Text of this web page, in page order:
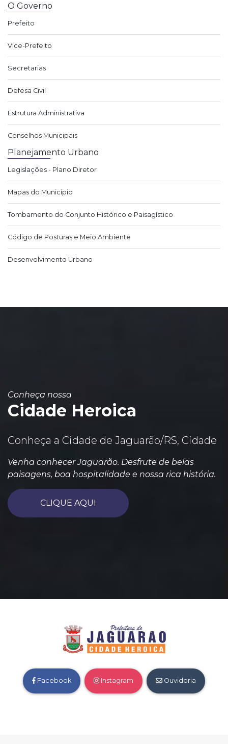
O Governo
Prefeito
Vice-Prefeito
Secretarias
Defesa Civil
Estrutura Administrativa
Conselhos Municipais
Planejamento Urbano
Legislações - Plano Diretor
Mapas do Município
Tombamento do Conjunto Histórico e Paisagístico
Código de Posturas e Meio Ambiente
Desenvolvimento Urbano
Conheça nossa
Cidade Heroica
Conheça a Cidade de Jaguarão/RS, Cidade
Venha conhecer Jaguarão. Desfrute de belas
paisagens, boa hospitalidade e nossa rica história.
CLIQUE AQUI
Facebook Instagram Ouvidoria